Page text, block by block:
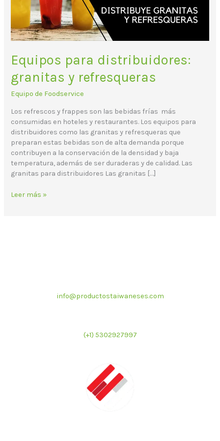
Equipos para distribuidores:
granitas y refresqueras
Equipo de Foodservice
Los refrescos y frappes son las bebidas frías más
consumidas en hoteles y restaurantes. Los equipos para
distribuidores como las granitas y refresqueras que
preparan estas bebidas son de alta demanda porque
contribuyen a la conservación de la densidad y baja
temperatura, además de ser duraderas y de calidad. Las
granitas para distribuidores Las granitas […]
Leer más »
info@productostaiwaneses.com
(+1) 5302927997